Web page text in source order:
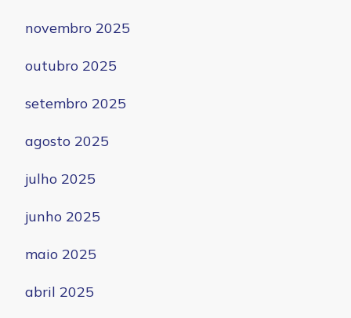
novembro 2025
outubro 2025
setembro 2025
agosto 2025
julho 2025
junho 2025
maio 2025
abril 2025